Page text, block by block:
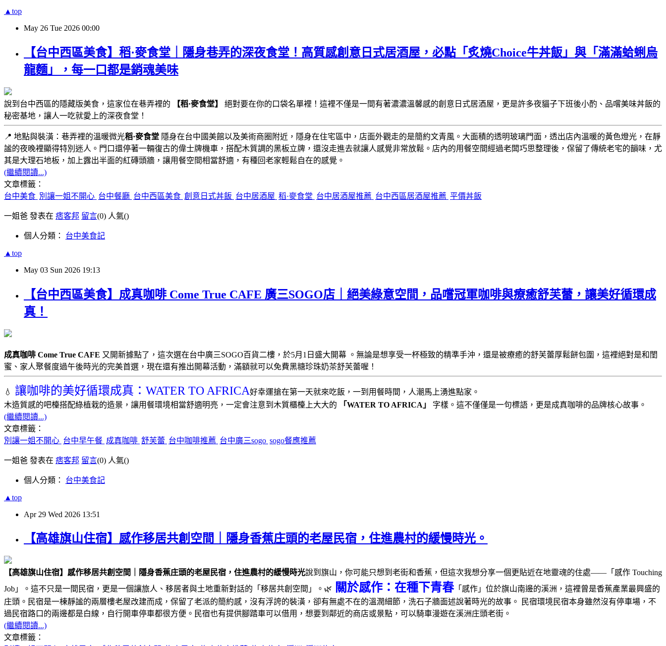
▲top
May 26 Tue 2026 00:00
【台中西區美食】稻·麥食堂｜隱身巷弄的深夜食堂！高質感創意日式居酒屋，必點「炙燒Choice牛丼飯」與「滿滿蛤蜊烏
龍麵」，每一口都是銷魂美味
說到台中西區的隱藏版美食，這家位在巷弄裡的 【稻·麥食堂】
絕對要在你的口袋名單裡！這裡不僅是一間有著濃濃溫馨感的創意日式居酒屋，更是許多夜貓子下班後小酌、品嚐美味丼飯的
秘密基地，讓人一吃就愛上的深夜食堂！
📍 地點與裝潢：巷弄裡的溫暖微光稻·麥食堂 隱身在台中國美館以及美術商圈附近，隱身在住宅區中，店面外觀走的是簡約文青風。大面積的透明玻璃門面，透出店內溫暖的黃色燈光，在靜
謐的夜晚裡顯得特別迷人。門口還停著一輛復古的偉士牌機車，搭配木質調的黑板立牌，還沒走進去就讓人感覺非常放鬆。店內的用餐空間經過老闆巧思整理後，保留了傳統老宅的韻味，尤
其是大理石地板，加上露出半面的紅磚頭牆，讓用餐空間相當舒適，有種回老家輕鬆自在的感覺。
(繼續閱讀...)
文章標籤：
台中美食 別讓一姐不開心 台中餐廳 台中西區美食 創意日式丼飯 台中居酒屋 稻·麥食堂 台中居酒屋推薦 台中西區居酒屋推薦 平價丼飯
一姐爸 發表在 痞客邦 留言(0) 人氣()
個人分類： 台中美食記
▲top
May 03 Sun 2026 19:13
【台中西區美食】成真咖啡 Come True CAFE 廣三SOGO店｜絕美綠意空間，品嚐冠軍咖啡與療癒舒芙蕾，讓美好循環成
真！
成真咖啡 Come True CAFE 又開新據點了，這次選在台中廣三SOGO百貨二樓，於5月1日盛大開幕 。無論是想享受一杯極致的精準手沖，還是被療癒的舒芙蕾厚鬆餅包圍，這裡絕對是和閨
蜜、家人聚餐度過午後時光的完美首選，現在還有推出開幕活動，滿額就可以免費黑糖珍珠奶茶舒芙蕾喔！
💧 讓咖啡的美好循環成真：WATER TO AFRICA好幸運搶在第一天就來吃飯，一到用餐時間，人潮馬上湧進點家。
木造質感的吧檯搭配綠植栽的造景，讓用餐環境相當舒適明亮，一定會注意到木質櫃檯上大大的
「WATER TO AFRICA」
字樣。這不僅僅是一句標語，更是成真咖啡的品牌核心故事。
(繼續閱讀...)
文章標籤：
別讓一姐不開心 台中早午餐 成真咖啡 舒芙蕾 台中咖啡推薦 台中廣三sogo sogo餐應推薦
一姐爸 發表在 痞客邦 留言(0) 人氣()
個人分類： 台中美食記
▲top
Apr 29 Wed 2026 13:51
【高雄旗山住宿】感作移居共創空間｜隱身香蕉庄頭的老屋民宿，住進農村的緩慢時光。
【高雄旗山住宿】感作移居共創空間｜隱身香蕉庄頭的老屋民宿，住進農村的緩慢時光說到旗山，你可能只想到老街和香蕉，但這次我想分享一個更貼近在地靈魂的住處——「感作 Touching
Job」。這不只是一間民宿，更是一個讓旅人、移居者與土地重新對話的「移居共創空間」。🌿
關於感作：在種下青春「感作」位於旗山南邊的溪洲，這裡曾是香蕉產業最興盛的
庄頭。民宿是一棟靜謐的兩層樓老屋改建而成，保留了老派的簡約感，沒有浮誇的裝潢，卻有無處不在的溫潤細節，洗石子牆面述說著時光的故事。 民宿環境民宿本身雖然沒有停車場，不
過民宿路口的兩邊都是白線，自行開車停車都很方便。民宿也有提供腳踏車可以借用，想要到鄰近的商店或景點，可以騎車漫遊在溪洲庄頭老街。
(繼續閱讀...)
文章標籤：